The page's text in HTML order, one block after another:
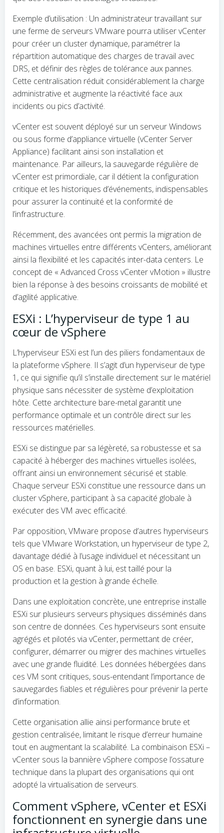
Exemple d’utilisation : Un administrateur travaillant sur
une ferme de serveurs VMware pourra utiliser vCenter
pour créer un cluster dynamique, paramétrer la
répartition automatique des charges de travail avec
DRS, et définir des règles de tolérance aux pannes.
Cette centralisation réduit considérablement la charge
administrative et augmente la réactivité face aux
incidents ou pics d’activité.
vCenter est souvent déployé sur un serveur Windows
ou sous forme d’appliance virtuelle (vCenter Server
Appliance) facilitant ainsi son installation et
maintenance. Par ailleurs, la sauvegarde régulière de
vCenter est primordiale, car il détient la configuration
critique et les historiques d’événements, indispensables
pour assurer la continuité et la conformité de
l’infrastructure.
Récemment, des avancées ont permis la migration de
machines virtuelles entre différents vCenters, améliorant
ainsi la flexibilité et les capacités inter-data centers. Le
concept de « Advanced Cross vCenter vMotion » illustre
bien la réponse à des besoins croissants de mobilité et
d’agilité applicative.
ESXi : L’hyperviseur de type 1 au
cœur de vSphere
L’hyperviseur ESXi est l’un des piliers fondamentaux de
la plateforme vSphere. Il s’agit d’un hyperviseur de type
1, ce qui signifie qu’il s’installe directement sur le matériel
physique sans nécessiter de système d’exploitation
hôte. Cette architecture bare-metal garantit une
performance optimale et un contrôle direct sur les
ressources matérielles.
ESXi se distingue par sa légèreté, sa robustesse et sa
capacité à héberger des machines virtuelles isolées,
offrant ainsi un environnement sécurisé et stable.
Chaque serveur ESXi constitue une ressource dans un
cluster vSphere, participant à sa capacité globale à
exécuter des VM avec efficacité.
Par opposition, VMware propose d’autres hyperviseurs
tels que VMware Workstation, un hyperviseur de type 2,
davantage dédié à l’usage individuel et nécessitant un
OS en base. ESXi, quant à lui, est taillé pour la
production et la gestion à grande échelle.
Dans une exploitation concrète, une entreprise installe
ESXi sur plusieurs serveurs physiques disséminés dans
son centre de données. Ces hyperviseurs sont ensuite
agrégés et pilotés via vCenter, permettant de créer,
configurer, démarrer ou migrer des machines virtuelles
avec une grande fluidité. Les données hébergées dans
ces VM sont critiques, sous-entendant l’importance de
sauvegardes fiables et régulières pour prévenir la perte
d’information.
Cette organisation allie ainsi performance brute et
gestion centralisée, limitant le risque d’erreur humaine
tout en augmentant la scalabilité. La combinaison ESXi –
vCenter sous la bannière vSphere compose l’ossature
technique dans la plupart des organisations qui ont
adopté la virtualisation de serveurs.
Comment vSphere, vCenter et ESXi
fonctionnent en synergie dans une